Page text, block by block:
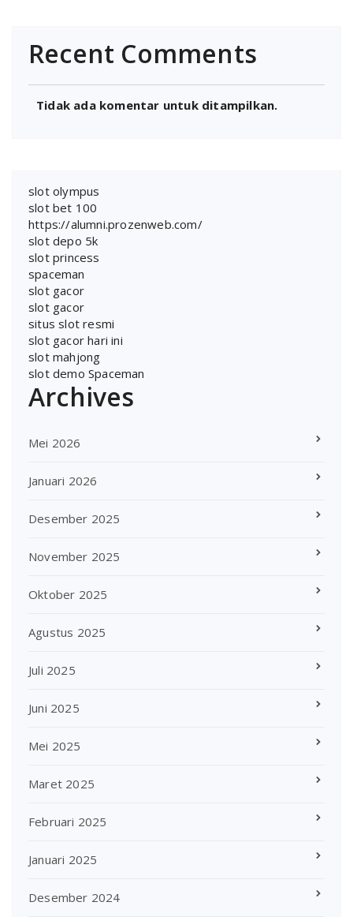
Recent Comments
Tidak ada komentar untuk ditampilkan.
slot olympus
slot bet 100
https://alumni.prozenweb.com/
slot depo 5k
slot princess
spaceman
slot gacor
slot gacor
situs slot resmi
slot gacor hari ini
slot mahjong
slot demo Spaceman
Archives
Mei 2026
Januari 2026
Desember 2025
November 2025
Oktober 2025
Agustus 2025
Juli 2025
Juni 2025
Mei 2025
Maret 2025
Februari 2025
Januari 2025
Desember 2024